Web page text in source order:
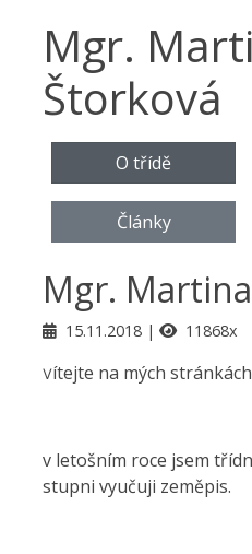
Mgr.
Štorková
O třídě
Články
Mgr.
15.11.2018 11868x
Vítejte na mých
v letošním roce jsem
stupni vyučuji zeměpis.